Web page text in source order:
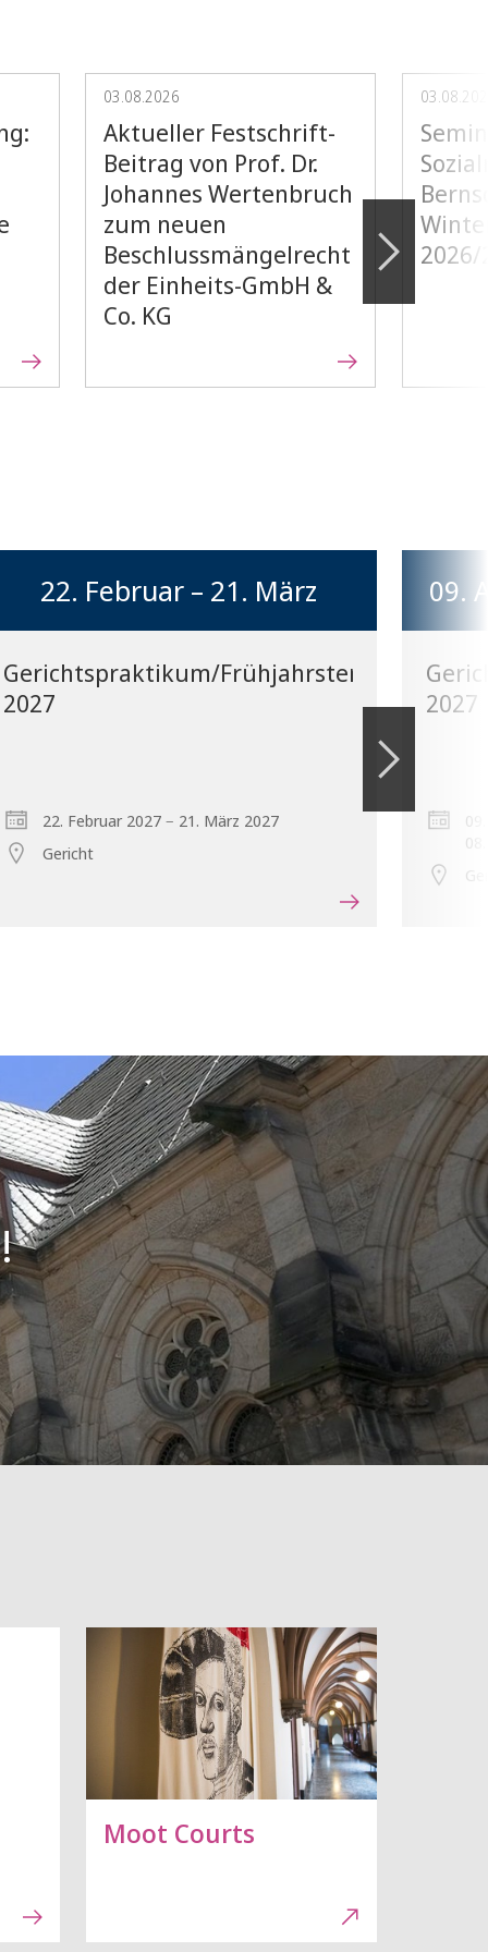
03.08.2026
Aktueller Festschrift-
Beitrag von Prof. Dr.
Johannes Wertenbruch
zum neuen
Beschlussmängelrecht
der Einheits-GmbH &
Co. KG
2026/
22. Februar – 21. März
Gerichtspraktikum/Frühjahrstermin
2027
22. Februar 2027 – 21. März 2027
Gericht
09.
2027
Jura studieren in Marburg!
Moot Courts